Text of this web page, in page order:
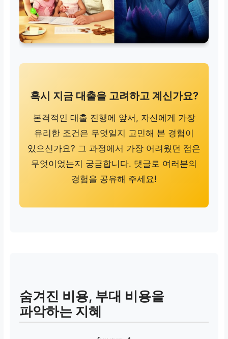
혹시 지금 대출을 고려하고 계신가요?
본격적인 대출 진행에 앞서, 자신에게 가장
유리한 조건은 무엇일지 고민해 본 경험이
있으신가요? 그 과정에서 가장 어려웠던 점은
무엇이었는지 궁금합니다. 댓글로 여러분의
경험을 공유해 주세요!
숨겨진 비용, 부대 비용을
파악하는 지혜